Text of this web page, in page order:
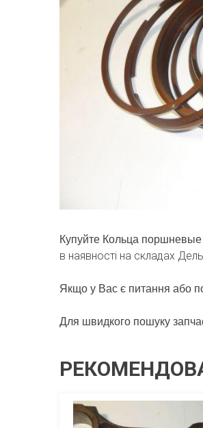
Купуйте Кольца
в наявності на складах
Якщо у Вас є питання або
Для швидкого пошуку